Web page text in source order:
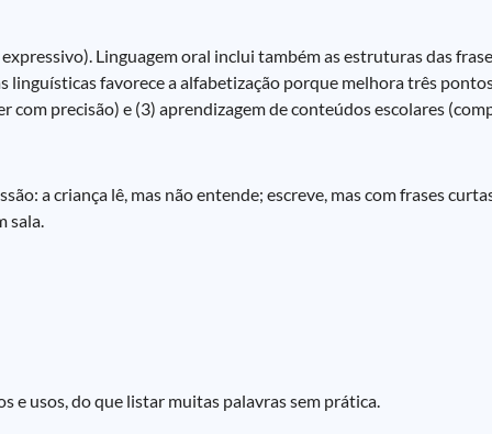
Linguagem oral inclui também as estruturas das
favorece a alfabetização porque melhora três
com precisão) e (3) aprendizagem de conteúdos escolares
a criança lê, mas não entende; escreve, mas com frases
sala.
e usos, do que listar muitas palavras sem prática.